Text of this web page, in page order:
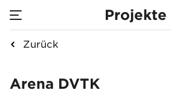
Projekte
Zurück
Arena DVTK
Arena DVTK